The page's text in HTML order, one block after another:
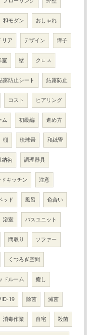
和モダン おしゃれ
リア デザイン 障子
室 壁 クロス
露防止シート 結露防止
コスト ヒアリング
ム 初級編 進め方
棚 琉球畳 和紙畳
納術 調理器具
キッチン 注意
ッド 風呂 色合い
浴室 バスユニット
間取り ソファー
くつろぎ空間
ドルーム 癒し
19 除菌 滅菌
消毒作業 自宅 殺菌